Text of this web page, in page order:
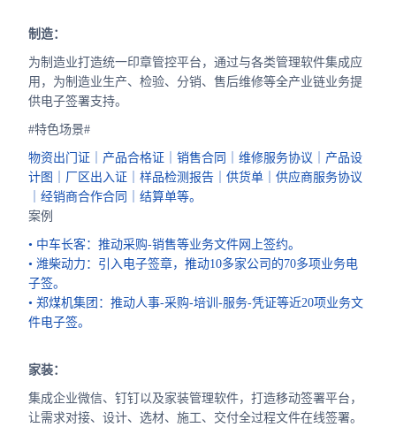
制造：
为制造业打造统一印章管控平台，通过与各类管理软件集成应
用，为制造业生产、检验、分销、售后维修等全产业链业务提
供电子签署支持。
#特色场景#
物资出门证｜产品合格证｜销售合同｜维修服务协议｜产品设
计图｜厂区出入证｜样品检测报告｜供货单｜供应商服务协议
｜经销商合作合同｜结算单等。
案例
• 中车长客：推动采购-销售等业务文件网上签约。
• 潍柴动力：引入电子签章，推动10多家公司的70多项业务电
子签。
• 郑煤机集团：推动人事-采购-培训-服务-凭证等近20项业务文
件电子签。
家装：
集成企业微信、钉钉以及家装管理软件，打造移动签署平台，
让需求对接、设计、选材、施工、交付全过程文件在线签署。